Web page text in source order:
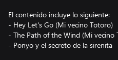
El contenido incluye lo siguiente:
- Hey Let's Go (Mi vecino Totoro)
- The Path of the Wind (Mi vecino
- Ponyo y el secreto de la sirenita